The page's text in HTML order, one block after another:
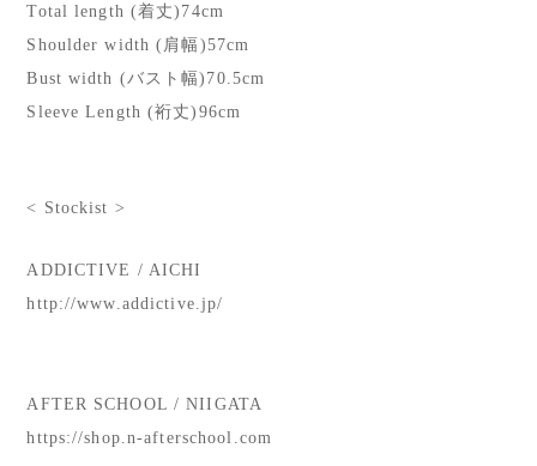
Total length (着丈)74cm
Shoulder width (肩幅)57cm
Bust width (バスト幅)70.5cm
Sleeve Length (裄丈)96cm
< Stockist >
ADDICTIVE / AICHI
http://www.addictive.jp/
AFTER SCHOOL / NIIGATA
https://shop.n-afterschool.com